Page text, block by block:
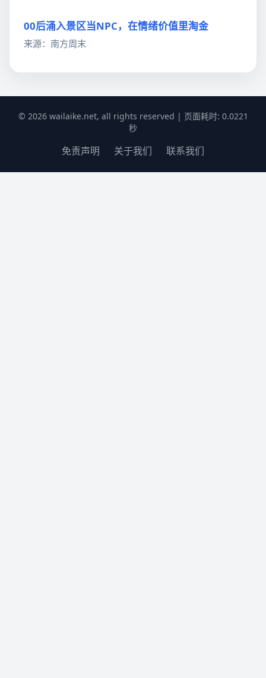
00后涌入景区当NPC，在情绪价值里淘金
来源：南方周末
© 2026 wailaike.net, all rights reserved | 页面耗时: 0.0221
秒
免责声明 关于我们 联系我们